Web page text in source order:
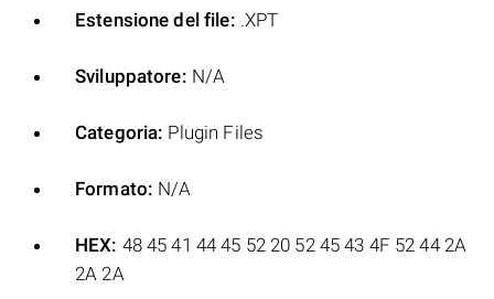
Estensione del file: .XPT
Sviluppatore: N/A
Categoria: Plugin Files
Formato: N/A
HEX: 48 45 41 44 45 52 20 52 45 43 4F 52 44 2A
2A 2A